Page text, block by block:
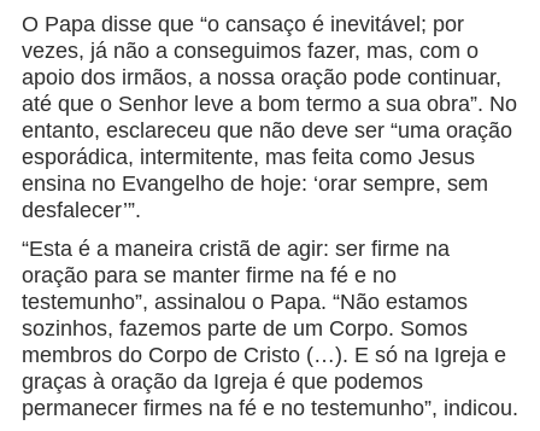
O Papa disse que “o cansaço é inevitável; por
vezes, já não a conseguimos fazer, mas, com o
apoio dos irmãos, a nossa oração pode continuar,
até que o Senhor leve a bom termo a sua obra”. No
entanto, esclareceu que não deve ser “uma oração
esporádica, intermitente, mas feita como Jesus
ensina no Evangelho de hoje: ‘orar sempre, sem
desfalecer’”.
“Esta é a maneira cristã de agir: ser firme na
oração para se manter firme na fé e no
testemunho”, assinalou o Papa. “Não estamos
sozinhos, fazemos parte de um Corpo. Somos
membros do Corpo de Cristo (…). E só na Igreja e
graças à oração da Igreja é que podemos
permanecer firmes na fé e no testemunho”, indicou.